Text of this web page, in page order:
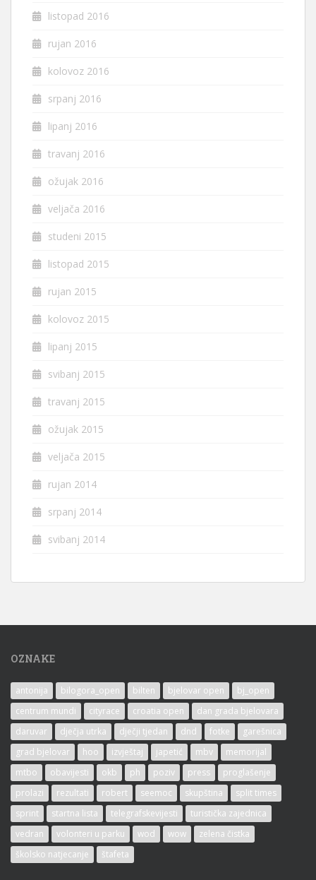
listopad 2016
rujan 2016
kolovoz 2016
srpanj 2016
lipanj 2016
travanj 2016
ožujak 2016
veljača 2016
studeni 2015
listopad 2015
rujan 2015
kolovoz 2015
lipanj 2015
svibanj 2015
travanj 2015
ožujak 2015
veljača 2015
rujan 2014
srpanj 2014
svibanj 2014
OZNAKE
antonija bilogora_open bilten bjelovar open
bj_open
centrum mundi
cityrace croatia open
dan grada bjelovara
daruvar
dječja utrka dječji tjedan dnd fotke
garešnica
grad bjelovar
hoo izvještaj japetić mbv
memorijal
mtbo
obavijesti okb ph poziv press
proglašenje
prolazi
rezultati robert seemoc skupština
split times
sprint
startna lista telegrafskevijesti
turistička zajednica
vedran
volonteri u parku wod wow
zelena čistka
školsko natjecanje
štafeta